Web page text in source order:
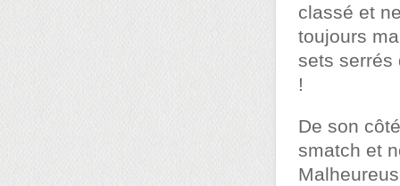
classé et
toujours
sets serrés
!
De son
smatch et